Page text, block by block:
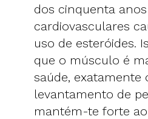
dos cinquenta
cardiovasculares
uso de esteróides.
que o músculo é
saúde, exatamente
levantamento de
mantém-te forte